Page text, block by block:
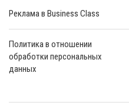
Реклама в Business Class
Политика в отношении
обработки персональных
данных